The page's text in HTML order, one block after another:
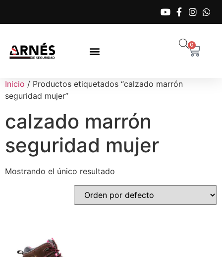
0
Inicio / Productos etiquetados “calzado marrón
seguridad mujer”
calzado marrón
seguridad mujer
Mostrando el único resultado